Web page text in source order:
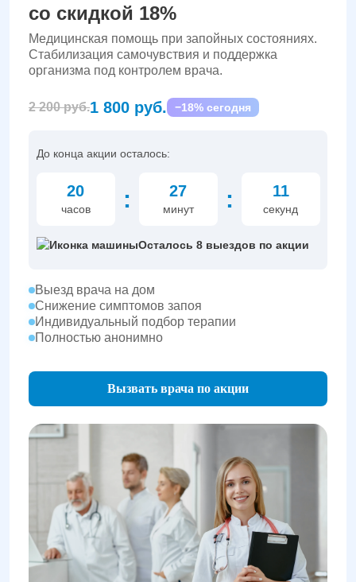
со скидкой 18%
Медицинская помощь при запойных состояниях.
Стабилизация самочувствия и поддержка
организма под контролем врача.
2 200 руб.1 800 руб. −18% сегодня
До конца акции осталось:
20
часов : 27
минут : 10
секунд
Осталось 8 выездов по акции
Выезд врача на дом
Снижение симптомов запоя
Индивидуальный подбор терапии
Полностью анонимно
Вызвать врача по акции